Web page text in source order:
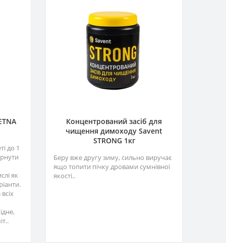
до 1
як
Концентрований засіб для
чищення димоходу Savent
STRONG 1кг
Беру вже другу зиму, сильно виручає
ящо топити пічку дровами сумнівної
якості..